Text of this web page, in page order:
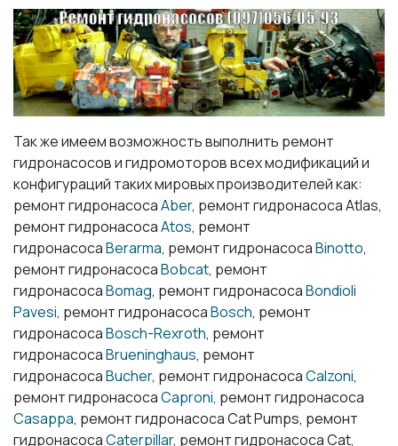
Так же имеем возможность выполнить ремонт
гидронасосов и гидромоторов всех модификаций и
конфигураций таких мировых производителей как:
ремонт гидронасосаAber, ремонт гидронасоса Atlas,
ремонт гидронасосаAtos, ремонт
гидронасосаBerarma, ремонт гидронасосаBinotto,
ремонт гидронасосаBobcat, ремонт
гидронасосаBomag, ремонт гидронасосаBondioli
Pavesi, ремонт гидронасосаBosch, ремонт
гидронасосаBosch-Rexroth, ремонт
гидронасосаBrueninghaus, ремонт
гидронасосаBucher, ремонт гидронасосаCalzoni,
ремонт гидронасосаCaproni, ремонт гидронасоса
Casappa, ремонт гидронасоса Cat Pumps, ремонт
гидронасосаCaterpillar, ремонт гидронасоса Cat,